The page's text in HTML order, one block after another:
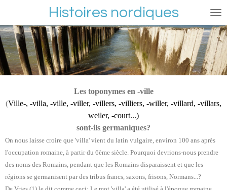
contenu
principal
Histoires nordiques
Les toponymes en -ville
(Ville-, -villa, -ville, -viller, -villers, -villiers, -willer, -villard, -villars,
weiler, -court...)
sont-ils germaniques?
On nous laisse croire que 'villa' vient du latin vulgaire, environ 100 ans après
l'occupation romaine, à partir du 6ème siècle. Pourquoi devrions-nous prendre
des noms des Romains, pendant que les Romains disparaissent et que les
régions se germanisent par des tribus francs, saxons, frisons, Normans...?